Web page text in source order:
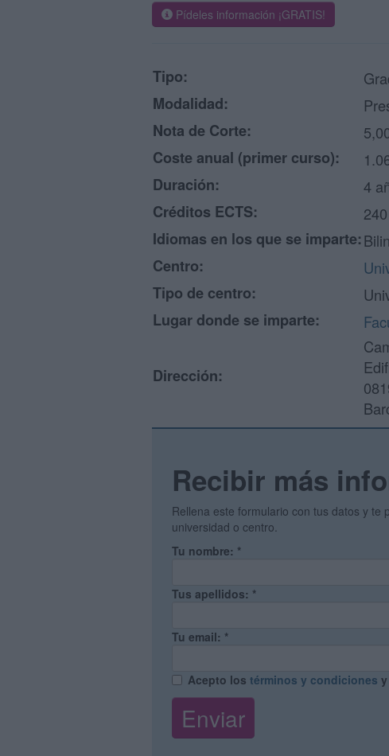
Pídeles información ¡GRATIS!
Tipo:
Modalidad:
Nota de Corte:
Coste anual (primer curso):
Duración:
4
Créditos ECTS:
240
Idiomas en los que se imparte:
Centro:
Tipo de centro:
Lugar donde se imparte:
Dirección:
Recibir más
Rellena este formulario con tus datos y
universidad o centro.
Tu nombre: *
Tus apellidos: *
Tu email: *
Acepto los términos y condiciones